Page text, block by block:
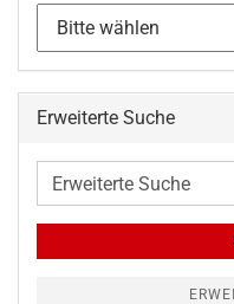
Erweiterte Suche
Erweiterte
Suche